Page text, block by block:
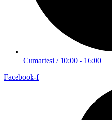
Cumartesi / 10:00 - 16:00
Facebook-f